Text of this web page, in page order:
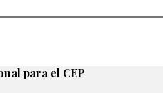
para el CEP